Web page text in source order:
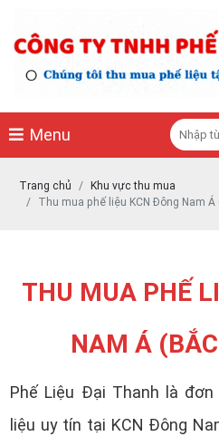
THU MUA PHẾ LIỆU ĐẠI THANH -
0978887784
Menu
Trang chủ
Khu vực thu mua
Thu mua phế liệu KCN Đông Nam
THU MUA PHẾ
NAM Á
Phế Liệu Đại Thanh là
liệu uy tín tại KCN Đông